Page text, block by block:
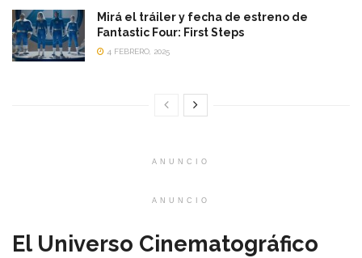
Mirá el tráiler y fecha de estreno de
Fantastic Four: First Steps
4 FEBRERO, 2025
ANUNCIO
ANUNCIO
El Universo Cinematográfico